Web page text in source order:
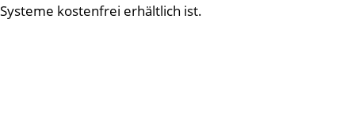
Systeme kostenfrei erhältlich ist.